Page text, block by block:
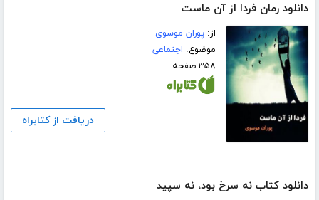
دانلود رمان فردا از آن ماست
از:پوران موسوی
موضوع: اجتماعی
۳۵۸ صفحه
دریافت از کتابراه
دانلود کتاب نه سرخ بود، نه سپید